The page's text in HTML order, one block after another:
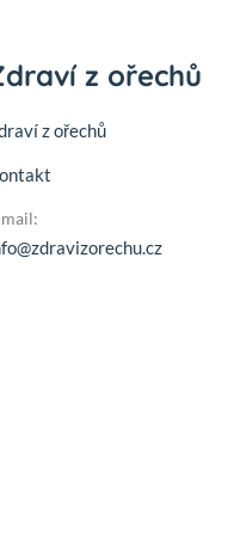
z ořechů
z ořechů